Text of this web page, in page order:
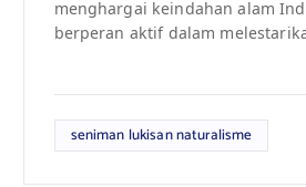
menghargai keindahan alam
berperan aktif dalam
seniman lukisan naturalisme